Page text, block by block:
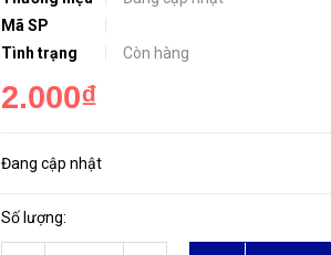
Mã SP
Tình trạng
Còn hàng
2.000₫
Đang cập nhật
Số lượng: